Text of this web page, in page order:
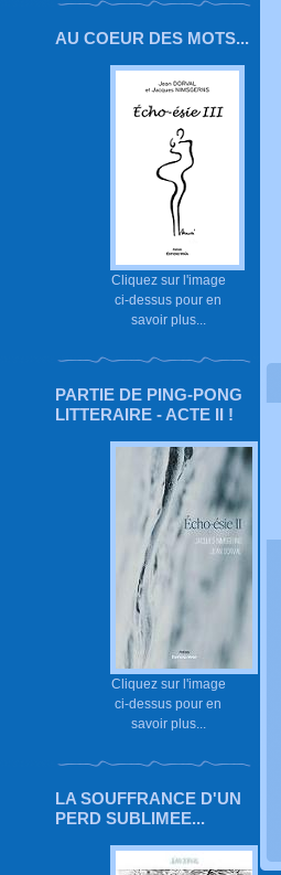
AU COEUR DES MOTS...
Cliquez sur l'image
ci-dessus pour en
savoir plus...
PARTIE DE PING-PONG
LITTERAIRE - ACTE II !
Cliquez sur l'image
ci-dessus pour en
savoir plus...
LA SOUFFRANCE D'UN
PERD SUBLIMEE...